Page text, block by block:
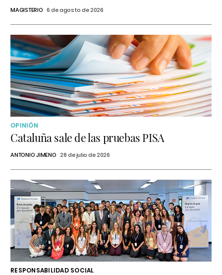
MAGISTERIO 6 de agosto de 2026
OPINIÓN
Cataluña sale de las pruebas PISA
ANTONIO JIMENO 28 de julio de 2026
RESPONSABILIDAD SOCIAL